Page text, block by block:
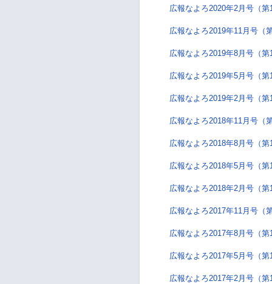
広報なよろ2020年2月号（第
広報なよろ2019年11月号（
広報なよろ2019年8月号（第
広報なよろ2019年5月号（第
広報なよろ2019年2月号（第
広報なよろ2018年11月号（
広報なよろ2018年8月号（第
広報なよろ2018年5月号（第
広報なよろ2018年2月号（第
広報なよろ2017年11月号（
広報なよろ2017年8月号（第
広報なよろ2017年5月号（第
広報なよろ2017年2月号（第